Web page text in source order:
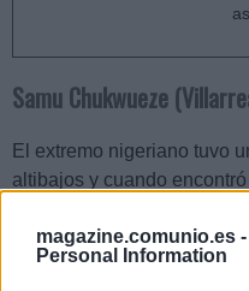
magazine.comunio.es -
Personal Information
Samu Chukwueze
El extremo nigeriano tuvo
altibajos y cuando
que aún está
en septiembre u octubre.